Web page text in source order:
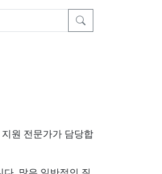
원 전문가가 담당합